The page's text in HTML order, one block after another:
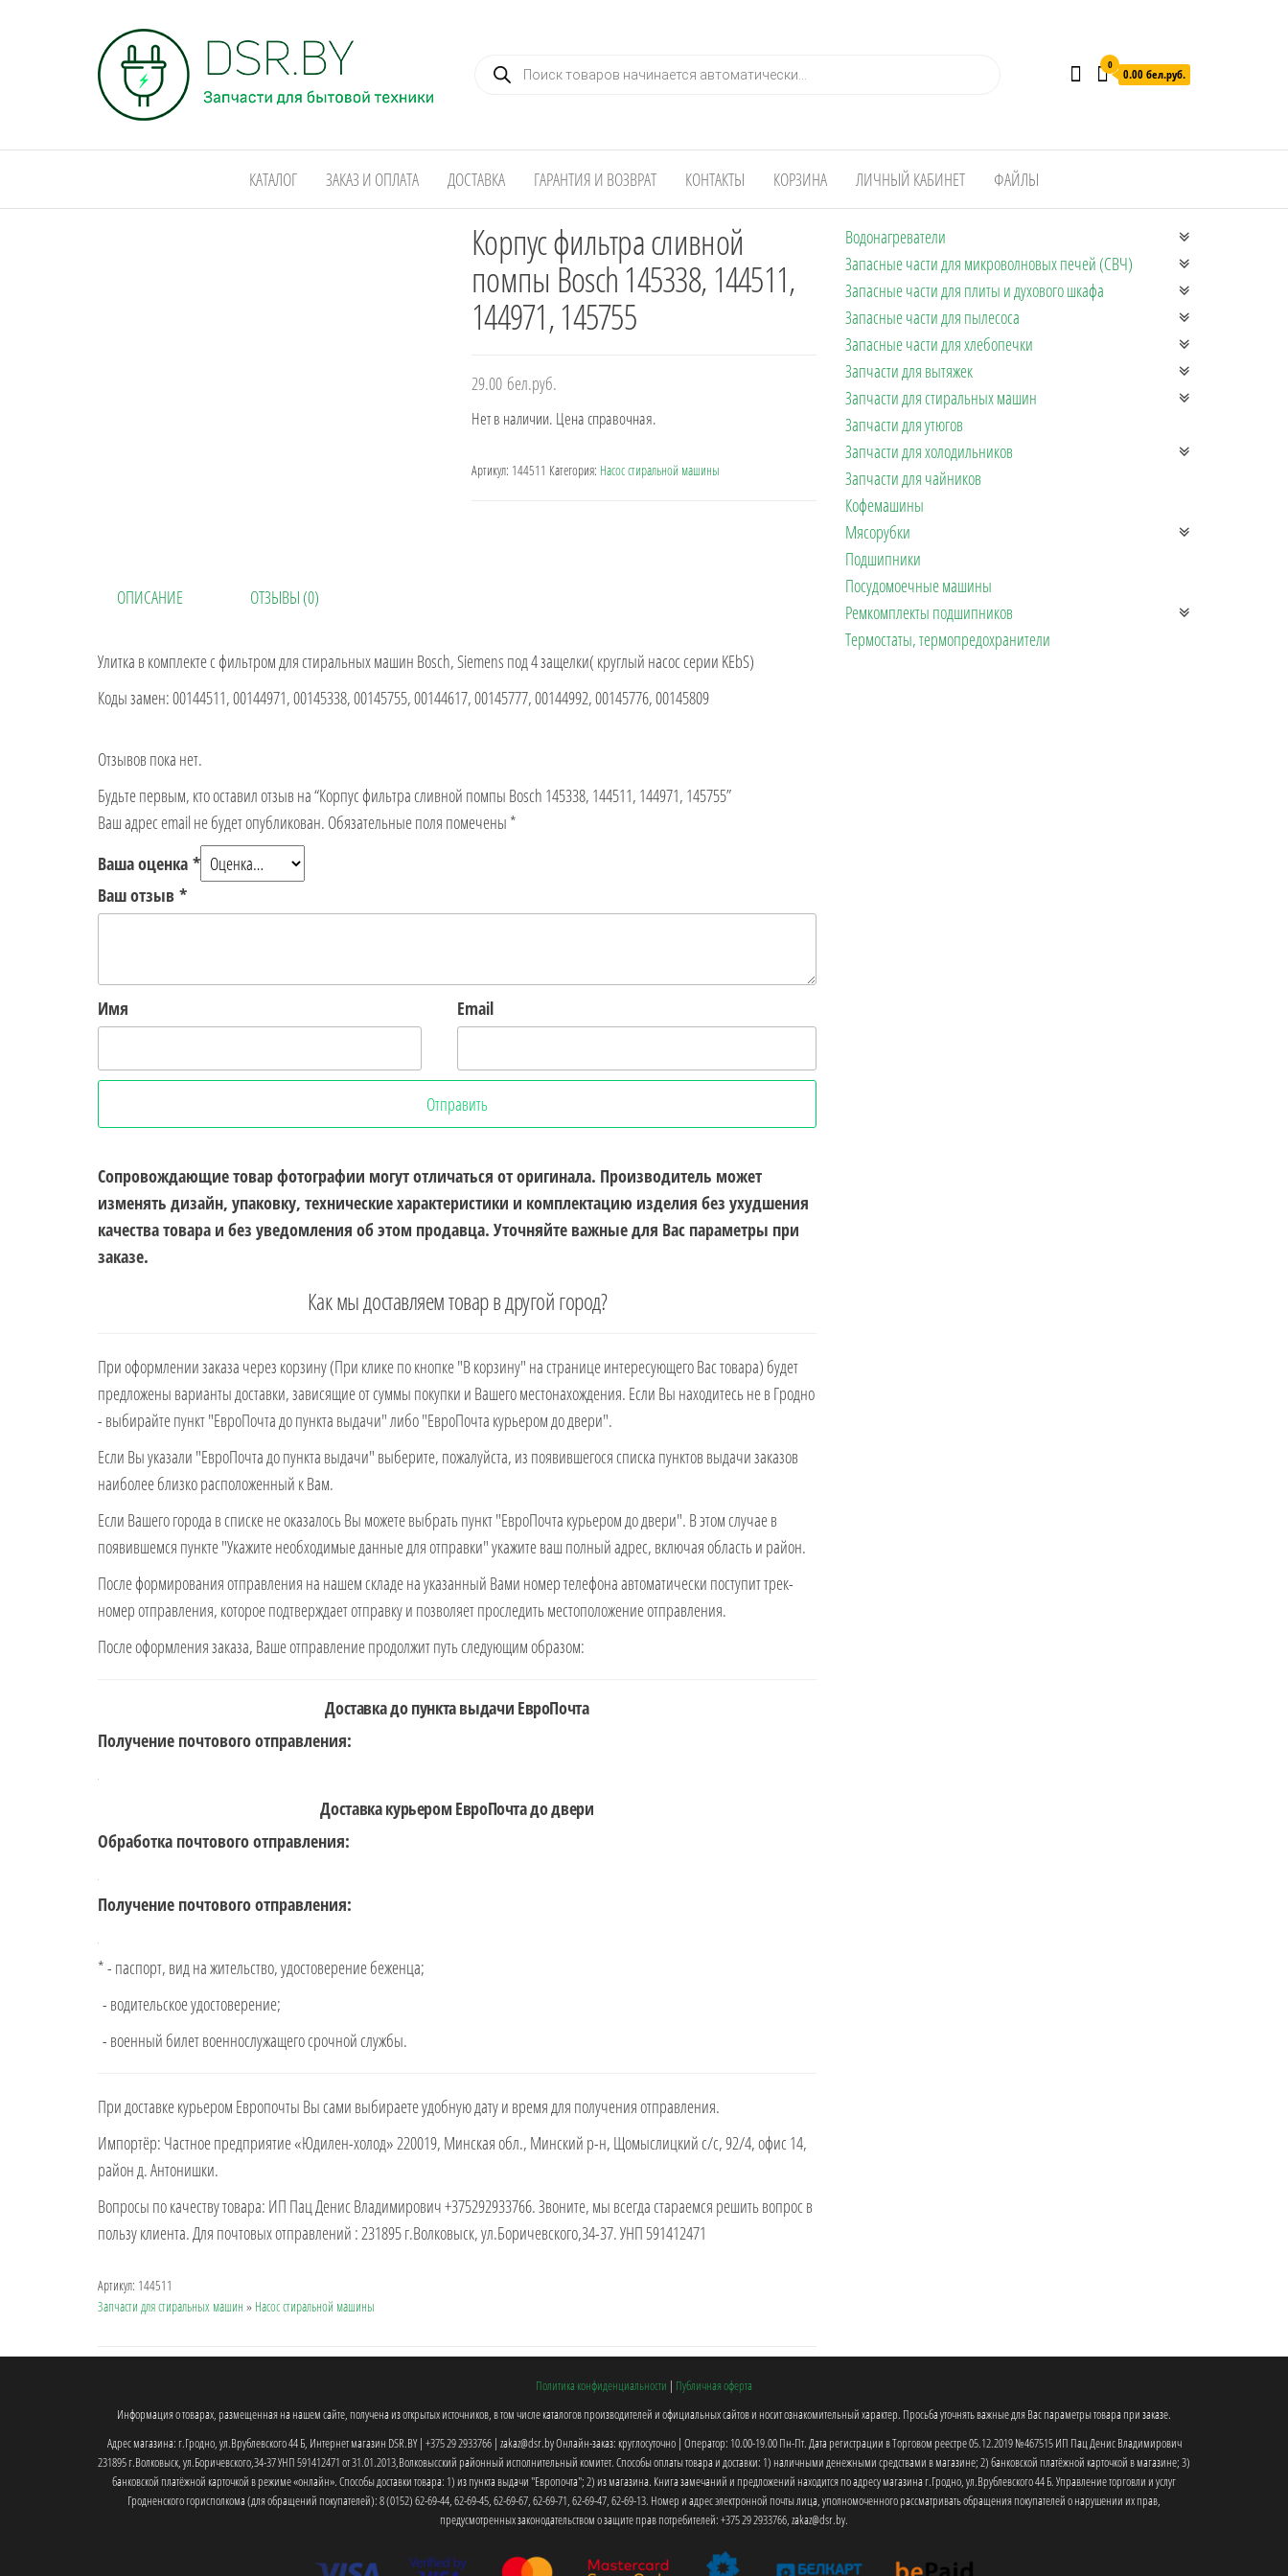
Поиск товаров 0
0.00 бел.руб.
КАТАЛОГ ЗАКАЗ И ОПЛАТА ДОСТАВКА ГАРАНТИЯ И ВОЗВРАТ КОНТАКТЫ КОРЗИНА ЛИЧНЫЙ КАБИНЕТ ФАЙЛЫ
Корпус фильтра сливной
помпы Bosch 145338, 144511,
144971, 145755
29.00 бел.руб.
Нет в наличии. Цена справочная.
Артикул: 144511 Категория: Насос стиральной машины
ОПИСАНИЕ ОТЗЫВЫ (0)
Улитка в комплекте с фильтром для стиральных машин Bosch, Siemens под 4 защелки( круглый насос серии KEbS)
Коды замен: 00144511, 00144971, 00145338, 00145755, 00144617, 00145777, 00144992, 00145776, 00145809
Отзывов пока нет.
Будьте первым, кто оставил отзыв на “Корпус фильтра сливной помпы Bosch 145338, 144511, 144971, 145755”
Ваш адрес email не будет опубликован. Обязательные поля помечены *
Ваша оценка *
Ваш отзыв *
Имя Email
Сопровождающие товар фотографии могут отличаться от оригинала. Производитель может
изменять дизайн, упаковку, технические характеристики и комплектацию изделия без ухудшения
качества товара и без уведомления об этом продавца. Уточняйте важные для Вас параметры при
заказе.
Как мы доставляем товар в другой город?
При оформлении заказа через корзину (При клике по кнопке "В корзину" на странице интересующего Вас товара) будет
предложены варианты доставки, зависящие от суммы покупки и Вашего местонахождения. Если Вы находитесь не в Гродно
- выбирайте пункт "ЕвроПочта до пункта выдачи" либо "ЕвроПочта курьером до двери".
Если Вы указали "ЕвроПочта до пункта выдачи" выберите, пожалуйста, из появившегося списка пунктов выдачи заказов
наиболее близко расположенный к Вам.
Если Вашего города в списке не оказалось Вы можете выбрать пункт "ЕвроПочта курьером до двери". В этом случае в
появившемся пункте "Укажите необходимые данные для отправки" укажите ваш полный адрес, включая область и район.
После формирования отправления на нашем складе на указанный Вами номер телефона автоматически поступит трек-
номер отправления, которое подтверждает отправку и позволяет проследить местоположение отправления.
После оформления заказа, Ваше отправление продолжит путь следующим образом:
Доставка до пункта выдачи ЕвроПочта
Получение почтового отправления:
Доставка курьером ЕвроПочта до двери
Обработка почтового отправления:
Получение почтового отправления:
* - паспорт, вид на жительство, удостоверение беженца;
- водительское удостоверение;
- военный билет военнослужащего срочной службы.
При доставке курьером Европочты Вы сами выбираете удобную дату и время для получения отправления.
Импортёр: Частное предприятие «Юдилен-холод» 220019, Минская обл., Минский р-н, Щомыслицкий с/с, 92/4, офис 14,
район д. Антонишки.
Вопросы по качеству товара: ИП Пац Денис Владимирович +375292933766. Звоните, мы всегда стараемся решить вопрос в
пользу клиента. Для почтовых отправлений : 231895 г.Волковыск, ул.Боричевского,34-37. УНП 591412471
Артикул: 144511
Запчасти для стиральных машин » Насос стиральной машины
Водонагреватели
Запасные части для микроволновых печей (СВЧ)
Запасные части для плиты и духового шкафа
Запасные части для пылесоса
Запасные части для хлебопечки
Запчасти для вытяжек
Запчасти для стиральных машин
Запчасти для утюгов
Запчасти для холодильников
Запчасти для чайников
Кофемашины
Мясорубки
Подшипники
Посудомоечные машины
Ремкомплекты подшипников
Термостаты, термопредохранители
Политика конфиденциальности | Публичная оферта
Информация о товарах, размещенная на нашем сайте, получена из открытых источников, в том числе каталогов производителей и официальных сайтов и носит ознакомительный характер. Просьба уточнять важные для Вас параметры товара при заказе.
Адрес магазина: г.Гродно, ул.Врублевского 44 Б, Интернет магазин DSR.BY | +375 29 2933766 | zakaz@dsr.byОнлайн-заказ: круглосуточно | Оператор: 10.00-19.00 Пн-Пт.Дата регистрации в Торговом реестре 05.12.2019 №467515 ИП Пац Денис Владимирович
231895 г.Волковыск, ул.Боричевского,34-37 УНП 591412471 от 31.01.2013,Волковысский районный исполнительный комитет. Способы оплаты товара и доставки: 1) наличными денежными средствами в магазине; 2) банковской платёжной карточкой в магазине; 3)
банковской платёжной карточкой в режиме «онлайн». Способы доставки товара: 1) из пункта выдачи "Европочта"; 2) из магазина. Книга замечаний и предложений находится по адресу магазина г.Гродно, ул.Врублевского 44 Б. Управление торговли и услуг
Гродненского горисполкома (для обращений покупателей): 8 (0152) 62-69-44, 62-69-45, 62-69-67, 62-69-71, 62-69-47, 62-69-13. Номер и адрес электронной почты лица, уполномоченного рассматривать обращения покупателей о нарушении их прав,
предусмотренных законодательством о защите прав потребителей: +375 29 2933766, zakaz@dsr.by.